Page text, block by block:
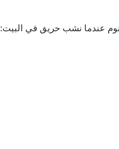
عندما نشب حريق في البيت: